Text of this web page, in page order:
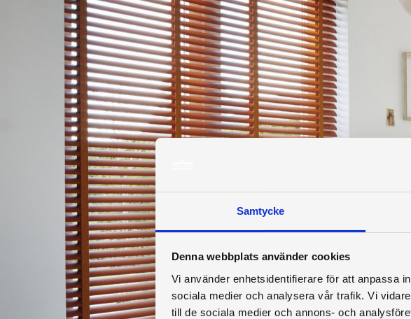
Samtycke
Denna webbplats använder cookies
Vi använder enhetsidentifierare för att anpassa
sociala medier och analysera vår trafik. Vi
till de sociala medier och annons- och